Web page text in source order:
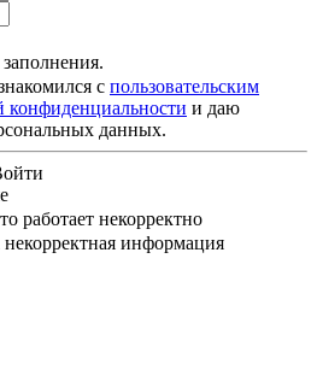
с пользовательским
конфиденциальности и даю
данных.
работает некорректно
информация